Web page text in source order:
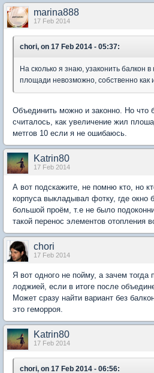
marina888
17 Feb 2014
chori, on 17 Feb 2014 - 05:37:
На сколько я знаю, узаконить балкон
площади невозможно, собственно как
Объединить можно и законно. Но что
считалось, как увеличение жил
метгов 10 если я не ошибаюсь.
Katrin80
17 Feb 2014
А вот подскажите, не помню кто, но
корпуса выкладывал фотку, где окно
большой проём, т.е не было
такой перенос элементов отопления
chori
17 Feb 2014
Я вот одного не пойму, а зачем тогда
лоджией, если в итоге после
Может сразу найти вариант без
это геморроя.
Katrin80
17 Feb 2014
chori, on 17 Feb 2014 - 06:56: